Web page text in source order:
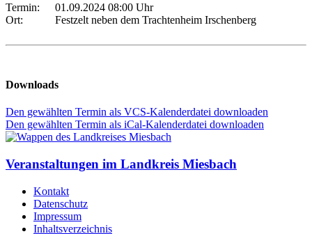
Termin:
01.09.2024 08:00 Uhr
Ort:
Festzelt neben dem Trachtenheim Irschenberg
Downloads
Den gewählten Termin als VCS-Kalenderdatei downloaden
Den gewählten Termin als iCal-Kalenderdatei downloaden
Veranstaltungen im Landkreis Miesbach
Kontakt
Datenschutz
Impressum
Inhaltsverzeichnis